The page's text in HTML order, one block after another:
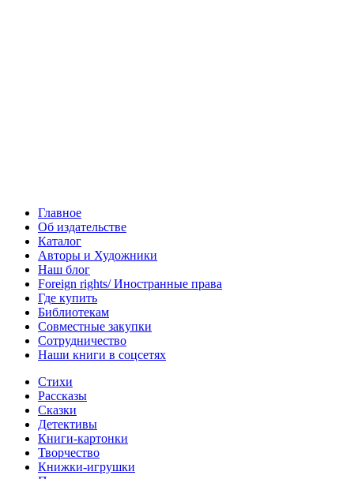
Главное
Об издательстве
Каталог
Авторы и Художники
Наш блог
Foreign rights/ Иностранные права
Где купить
Библиотекам
Совместные закупки
Сотрудничество
Наши книги в соцсетях
Стихи
Рассказы
Сказки
Детективы
Книги-картонки
Творчество
Книжки-игрушки